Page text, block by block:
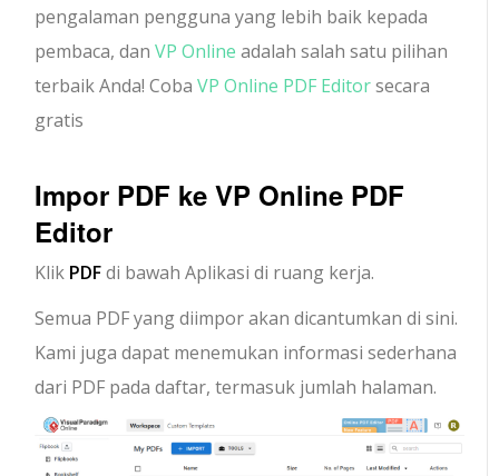
pengalaman pengguna yang lebih baik kepada
pembaca, danVP Online adalah salah satu pilihan
terbaik Anda! CobaVP Online PDF Editorsecara
gratis
Impor PDF keVP Online PDF
Editor
Klik PDFdi bawah Aplikasi di ruang kerja.
Semua PDF yang diimpor akan dicantumkan di sini.
Kami juga dapat menemukan informasi sederhana
dari PDF pada daftar, termasuk jumlah halaman.